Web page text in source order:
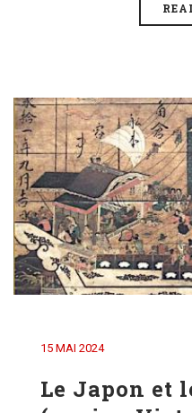
15 MAI 2024
Le Japon et